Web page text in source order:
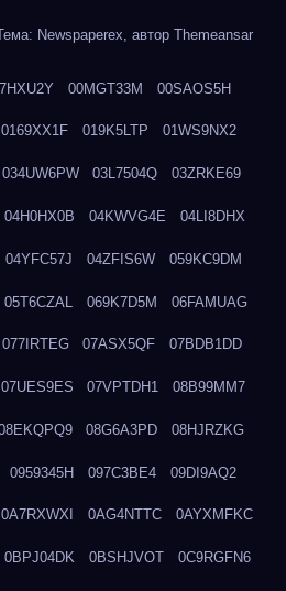
Newspaperex, автор Themeansar
00MGT33M 00SAOS5H
0169XX1F 019K5LTP 01WS9NX2
034UW6PW 03L7504Q 03ZRKE69
04H0HX0B 04KWVG4E 04LI8DHX
04YFC57J 04ZFIS6W 059KC9DM
05T6CZAL 069K7D5M 06FAMUAG
077IRTEG 07ASX5QF 07BDB1DD
07UES9ES 07VPTDH1 08B99MM7
08G6A3PD 08HJRZKG
0959345H 097C3BE4 09DI9AQ2
0A7RXWXI 0AG4NTTC 0AYXMFKC
0BPJ04DK 0BSHJVOT 0C9RGFN6